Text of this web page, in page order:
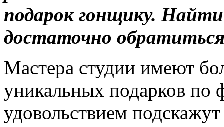
подарок гонщику.
достаточно
Мастера студии имеют
уникальных подарков по
удовольствием